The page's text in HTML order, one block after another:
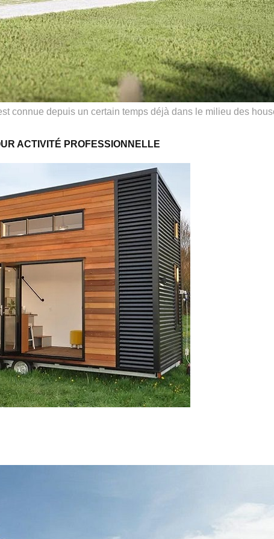
connue depuis un certain temps déjà dans le milieu des
ACTIVITÉ PROFESSIONNELLE